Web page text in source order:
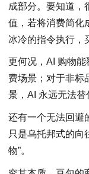
成部分。要知道，
值，若将消费简化
冰冷的指令执行，
更何况，AI 购物
费场景；对于非标
景，AI 永远无法替
还有一个无法回避
只是乌托邦式的向
物”。